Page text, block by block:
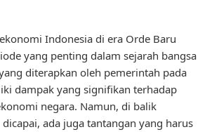
Indonesia di era Orde Baru
yang penting dalam sejarah bangsa
diterapkan oleh pemerintah pada
dampak yang signifikan terhadap
negara. Namun, di balik
ada juga tantangan yang harus